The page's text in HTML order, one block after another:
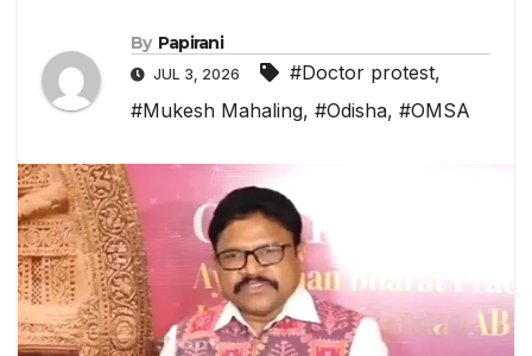
By Papirani
JUL 3, 2026 #Doctor protest,
#Mukesh Mahaling, #Odisha, #OMSA